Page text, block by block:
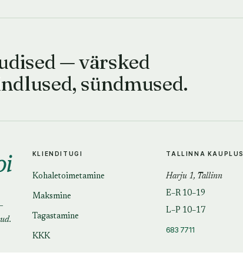
— värsked
sündmused.
KLIENDITUGI
Kohaletoimetamine
Maksmine
Tagastamine
KKK
TALLINNA KAUPLUS
Harju 1, Tallinn
E–R 10–19
L–P 10–17
683 7711